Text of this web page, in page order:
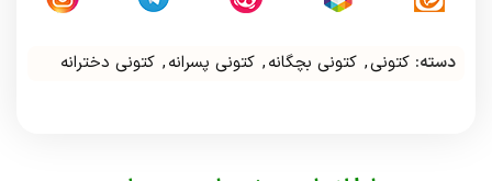
دسته: کتونی, کتونی بچگانه, کتونی پسرانه, کتونی دخترانه